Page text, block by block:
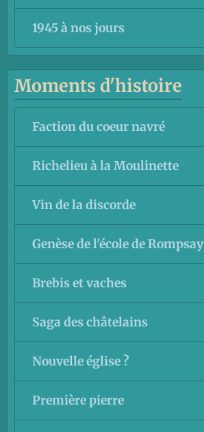
1945 à nos jours
Moments d'histoire
Faction du coeur navré
Richelieu à la Moulinette
Vin de la discorde
Genèse de l'école de Rompsay
Brebis et vaches
Saga des châtelains
Nouvelle église ?
Première pierre